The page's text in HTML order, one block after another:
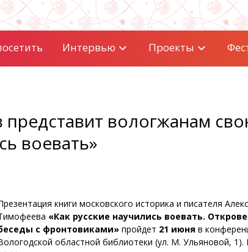
Интервью Проекты
вологжанам
воевать»
книги московского историка и писателя
«Как русские научились воевать.
с фронтовиками»пройдет 21 июня в
областной библиотеки (ул. М. Ульяновой, 1).